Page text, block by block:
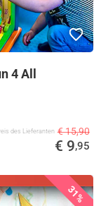
4 All
des Lieferanten € 15,90
€ 9,95
31%